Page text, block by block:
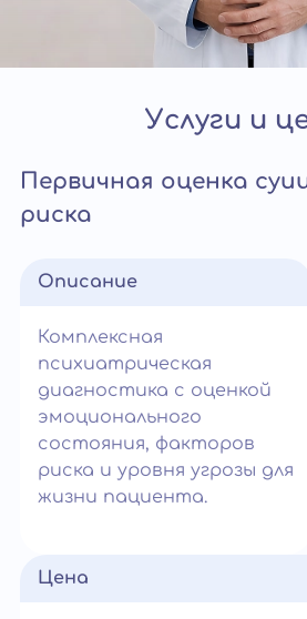
Услуги и
Первичная оценка
риска
Описание
Комплексная
психиатрическая
диагностика с оценкой
эмоционального
состояния, факторов
риска и уровня угрозы для
жизни пациента.
Цена